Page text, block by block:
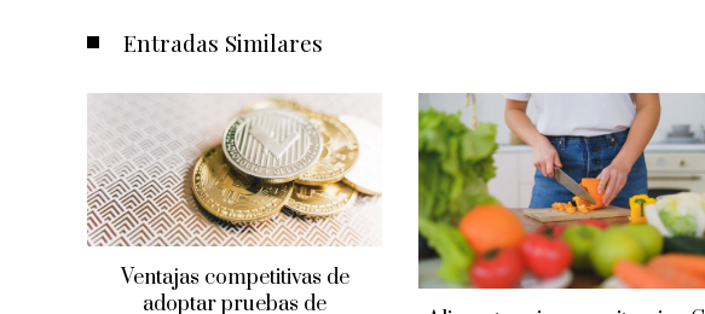
Entradas Similares
Ventajas competitivas de
adoptar pruebas de